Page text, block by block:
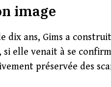
image
dix ans, Gims a
si elle venait à se
préservée des